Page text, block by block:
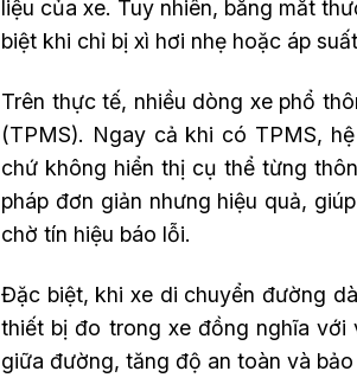
liệu của xe. Tuy nhiên, bằng mắt
biệt khi chỉ bị xì hơi nhẹ hoặc áp
Trên thực tế, nhiều dòng xe phổ
(TPMS). Ngay cả khi có TPMS,
chứ không hiển thị cụ thể từng
pháp đơn giản nhưng hiệu quả,
chờ tín hiệu báo lỗi.
Đặc biệt, khi xe di chuyển đường
thiết bị đo trong xe đồng nghĩa với
giữa đường, tăng độ an toàn và